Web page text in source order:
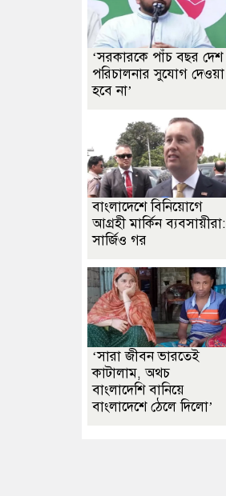
‘সরকারকে পাঁচ বছর দেশ
পরিচালনার সুযোগ দেওয়া
হবে না’
বাংলাদেশে বিনিয়োগে
আগ্রহী মার্কিন ব্যবসায়ীরা:
সার্জিও গর
‘সারা জীবন ভারতেই
কাটালাম, অথচ
বাংলাদেশি বানিয়ে
বাংলাদেশে ঠেলে দিলো’